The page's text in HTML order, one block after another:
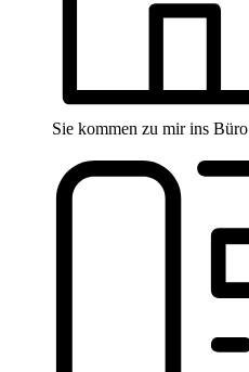
Sie kommen zu mir ins Büro